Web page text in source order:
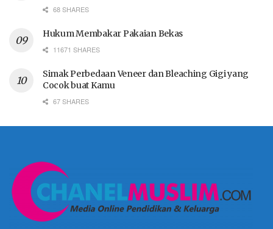
68 SHARES
Hukum Membakar Pakaian Bekas
11671 SHARES
Simak Perbedaan Veneer dan Bleaching Gigi yang
Cocok buat Kamu
67 SHARES